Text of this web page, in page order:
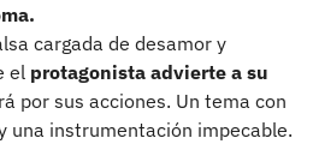
cargada de desamor y
el protagonista advierte a su
por sus acciones. Un tema con
una instrumentación impecable.